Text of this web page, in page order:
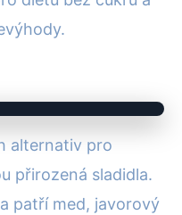
alternativ pro
přirozená sladidla.
patří med, javorový